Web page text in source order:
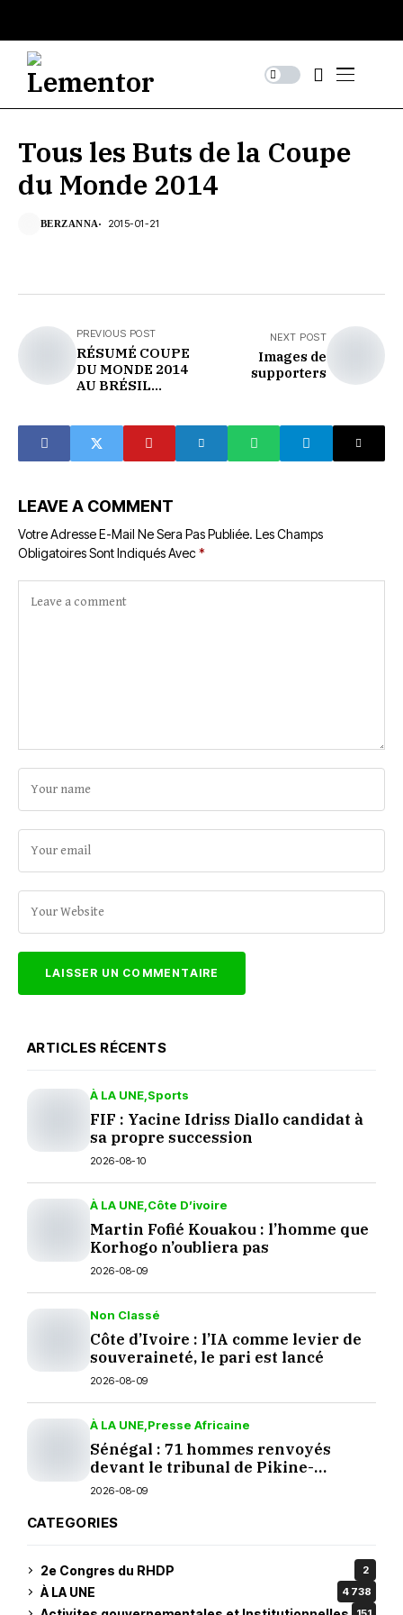
Tous les Buts de la Coupe
du Monde 2014
BERZANNA 2015-01-21
PREVIOUS POST
RÉSUMÉ COUPE
DU MONDE 2014
AU BRÉSIL
NEXT POST
Images de
supporters
LEAVE A COMMENT
Votre Adresse E-Mail Ne Sera Pas Publiée. Les Champs
Obligatoires Sont Indiqués Avec*
ARTICLES RÉCENTS
À LA UNE Sports
FIF : Yacine Idriss Diallo candidat à
sa propre succession
2026-08-10
À LA UNE Côte D’ivoire
Martin Fofié Kouakou : l’homme que
Korhogo n’oubliera pas
2026-08-09
Non Classé
Côte d’Ivoire : l’IA comme levier de
souveraineté, le pari est lancé
2026-08-09
À LA UNE Presse Africaine
Sénégal : 71 hommes renvoyés
devant le tribunal de Pikine-
Guédiawaye
2026-08-09
CATEGORIES
2e Congres du RHDP 2
À LA UNE 4 738